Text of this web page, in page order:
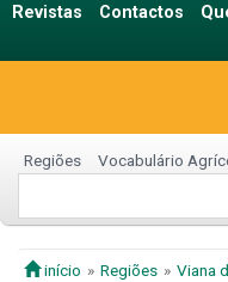
Revistas Contactos
Regiões Vocabulário
início Regiões
Viana